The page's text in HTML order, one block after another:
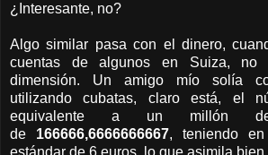
¿Interesante, no?
Algo similar pasa con el dinero,
cuentas de algunos en Suiza, no
dimensión. Un amigo mío solía
utilizando cubatas, claro está, el
equivalente a un millón
de 166666,6666666667, teniendo
estándar de 6 euros, lo que asimila